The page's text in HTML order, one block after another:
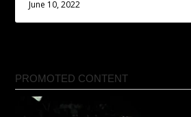
June 10, 2022